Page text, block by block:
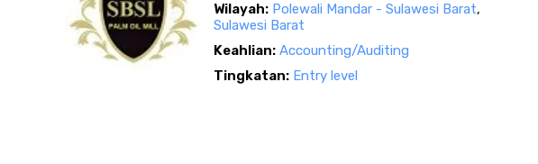
Wilayah: Polewali Mandar - Sulawesi Barat,
Sulawesi Barat
Keahlian: Accounting/Auditing
Tingkatan: Entry level